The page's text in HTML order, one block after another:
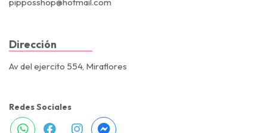
Dirección
Av del ejercito 554, Miraflores
Redes Sociales